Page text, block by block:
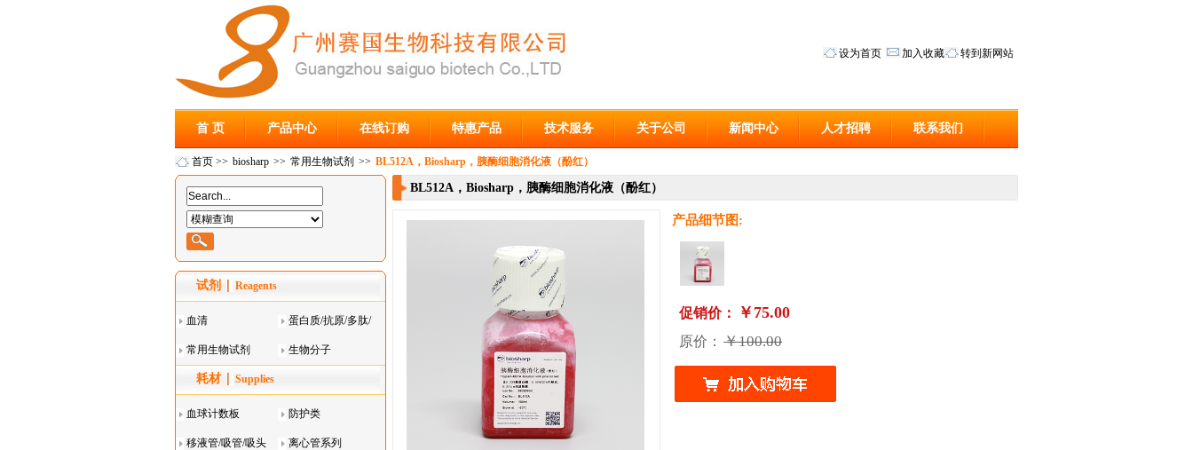
设为首页 加入收藏 转到新网站
首 页 产品中心 在线订购 特惠产品 技术服务 关于公司 新闻中心 人才招聘 联系我们
首页 >> biosharp >> 常用生物试剂 >> BL512A，Biosharp，胰酶细胞消化液（酚红）
试剂 Reagents
血清 蛋白质/抗原/多肽/
酶
常用生物试剂 生物分子
耗材 Supplies
血球计数板 防护类
移液管/吸管/吸头 离心管系列
BL512A，Biosharp，胰酶细胞消化液（酚红）
产品细节图:
促销价： ￥75.00
原价： ￥100.00